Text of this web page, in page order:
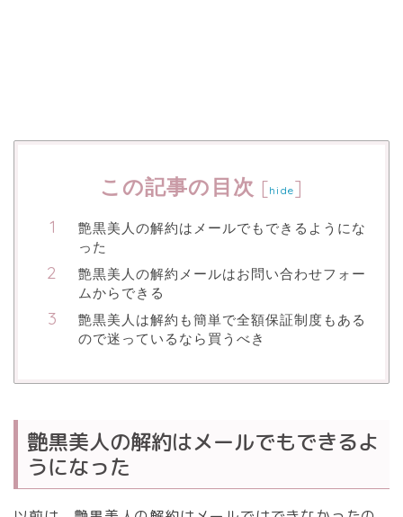
この記事の目次 [hide]
艶黒美人の解約はメールでもできるようにな
った
艶黒美人の解約メールはお問い合わせフォー
ムからできる
艶黒美人は解約も簡単で全額保証制度もある
ので迷っているなら買うべき
艶黒美人の解約はメールでもできるよ
うになった